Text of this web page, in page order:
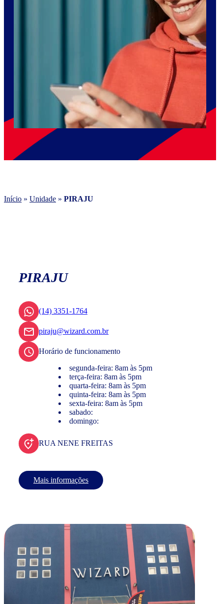
Início » Unidade » PIRAJU
PIRAJU
(14) 3351-1764
piraju@wizard.com.br
Horário de funcionamento
segunda-feira: 8am às 5pm
terça-feira: 8am às 5pm
quarta-feira: 8am às 5pm
quinta-feira: 8am às 5pm
sexta-feira: 8am às 5pm
sabado:
domingo:
RUA NENE FREITAS
Mais informações